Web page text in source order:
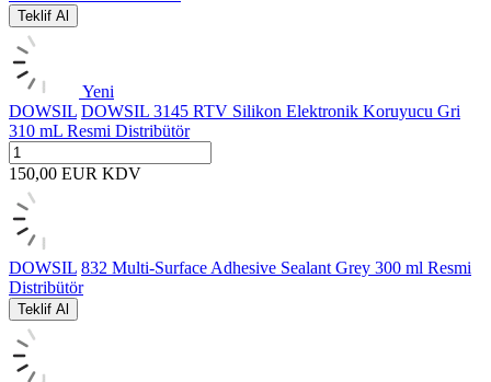
Teklif Al
Yeni
DOWSIL DOWSIL 3145 RTV Silikon Elektronik Koruyucu Gri
310 mL Resmi Distribütör
150,00 EUR KDV
DOWSIL 832 Multi-Surface Adhesive Sealant Grey 300 ml Resmi
Distribütör
Teklif Al